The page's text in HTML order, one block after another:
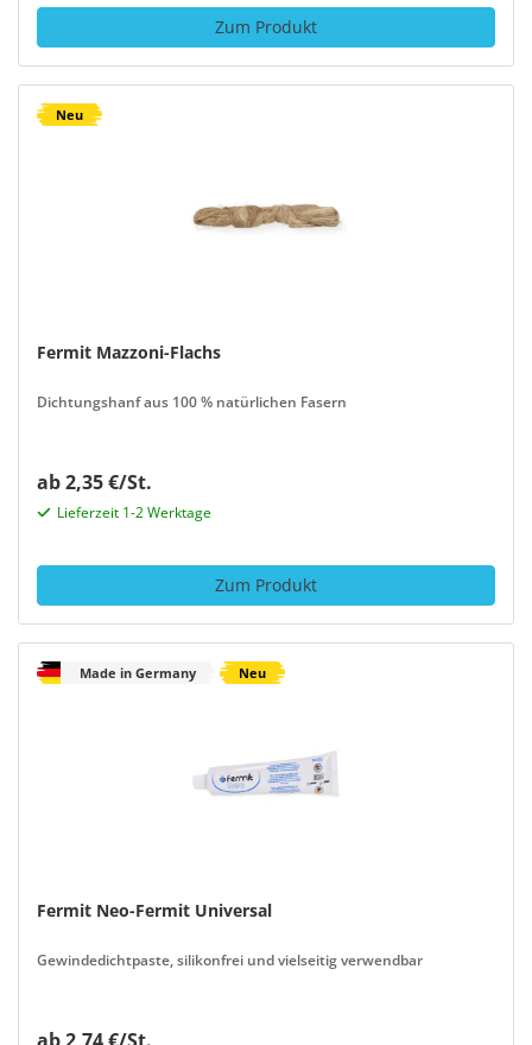
Zum Produkt
Neu
Fermit Mazzoni-Flachs
Dichtungshanf aus 100 % natürlichen Fasern
ab 2,35 €/St.
Lieferzeit 1-2 Werktage
Zum Produkt
Made in Germany Neu
Fermit Neo-Fermit Universal
Gewindedichtpaste, silikonfrei und vielseitig verwendbar
ab 2,74 €/St.